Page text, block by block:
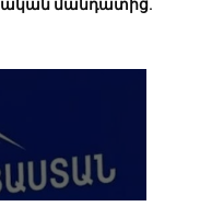
մանդատից.